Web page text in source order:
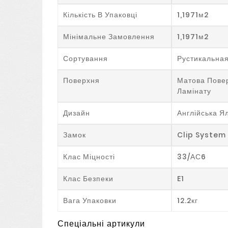
Кількість В Упаковці 1,1971м2
Мінімальне Замовлення 1,1971м2
Сортування Рустикальная
Поверхня
Матова
Ламінату
Дизайн Англійська
Замок Clip System
Клас Міцності 33/АС6
Клас Безпеки E1
Вага Упаковки 12.2кг
Спеціальні артикули